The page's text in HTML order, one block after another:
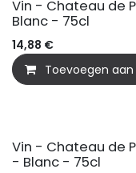
Vin - Chateau de
Blanc - 75cl
14,88 €
Toevoegen
Vin - Chateau de
- Blanc - 75cl